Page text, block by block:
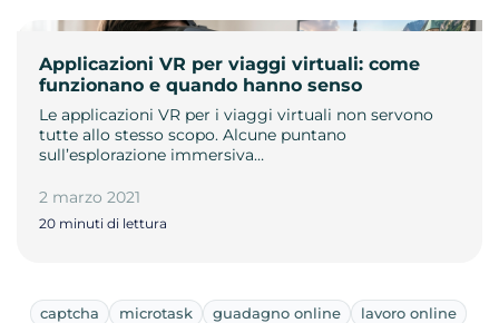
Applicazioni VR per viaggi virtuali: come
funzionano e quando hanno senso
Le applicazioni VR per i viaggi virtuali non servono
tutte allo stesso scopo. Alcune puntano
sull’esplorazione immersiva…
2 marzo 2021
20 minuti di lettura
captcha microtask guadagno online lavoro online